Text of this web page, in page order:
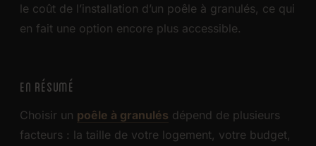
le coût de l’installation d’un poêle à granulés, ce qui
en fait une option encore plus accessible.
EN RÉSUMÉ
Choisir un poêle à granulés dépend de plusieurs
facteurs : la taille de votre logement, votre budget,